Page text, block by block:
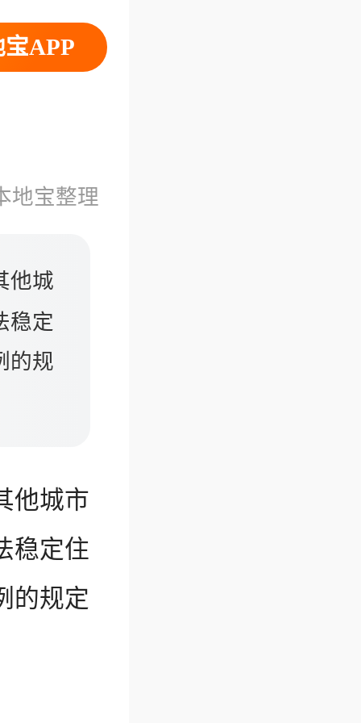
APP
地宝整理
他城
稳定
的规
他城市
稳定住
的规定